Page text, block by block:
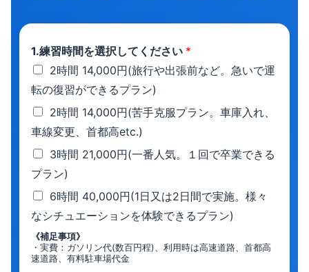
1.練習時間を選択してください *
2時間 14,000円(旅行や出張前など。急いで運
転の復習ができるプラン)
2時間 14,000円(苦手克服プラン。車庫入れ、
車線変更、首都高etc.)
3時間 21,000円(一番人気。１回で卒業できる
プラン)
6時間 40,000円(1日又は2日間で実施。様々
なシチュエーションを体験できるプラン)
《補足事項》
・実費：ガソリン代(数百円程)、利用時は高速道路、首都高
速道路、有料駐車場代金